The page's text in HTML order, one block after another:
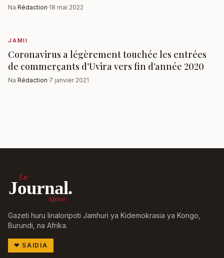
Na Rédaction·18 mai 2022
JAMII
Coronavirus a légèrement touchée les entrées
de commerçants d’Uvira vers fin d’année 2020
Na Rédaction·7 janvier 2021
Le
Journal.
Africa
Gazeti huru linaloripoti Jamhuri ya Kidemokrasia ya Kongo,
Burundi, na Afrika.
❤ SAIDIA